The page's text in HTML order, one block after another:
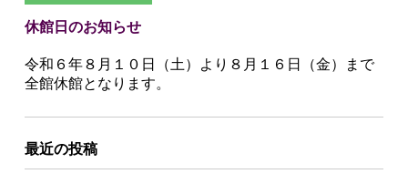
休館日のお知らせ
令和６年８月１０日（土）より８月１６日（金）まで
全館休館となります。
最近の投稿